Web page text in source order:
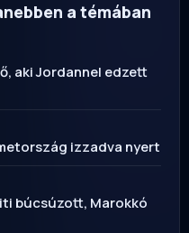
a témában
aki Jordannel edzett
izzadva nyert
búcsúzott, Marokkó